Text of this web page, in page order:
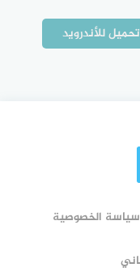
تحميل للأندرويد
سياسة الخصوصية